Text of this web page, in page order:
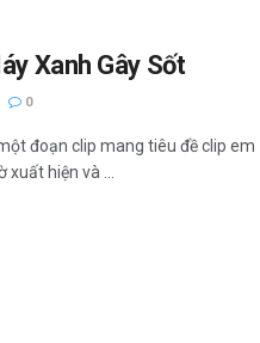
Xanh Gây Sốt
0
đoạn clip mang tiêu đề clip em
hiện và ...